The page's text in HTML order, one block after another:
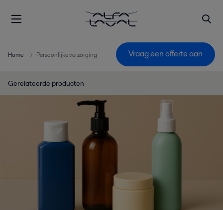
Home Persoonlijke verzorging Vraag een offerte aan
Gerelateerde producten